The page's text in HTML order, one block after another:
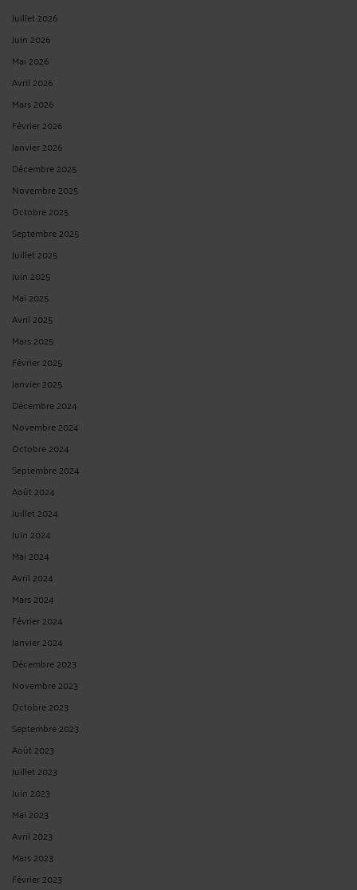
Juillet 2026
Juin 2026
Mai 2026
Avril 2026
Mars 2026
Février 2026
Janvier 2026
Décembre 2025
Novembre 2025
Octobre 2025
Septembre 2025
Juillet 2025
Juin 2025
Mai 2025
Avril 2025
Mars 2025
Février 2025
Janvier 2025
Décembre 2024
Novembre 2024
Octobre 2024
Septembre 2024
Août 2024
Juillet 2024
Juin 2024
Mai 2024
Avril 2024
Mars 2024
Février 2024
Janvier 2024
Décembre 2023
Novembre 2023
Octobre 2023
Septembre 2023
Août 2023
Juillet 2023
Juin 2023
Mai 2023
Avril 2023
Mars 2023
Février 2023